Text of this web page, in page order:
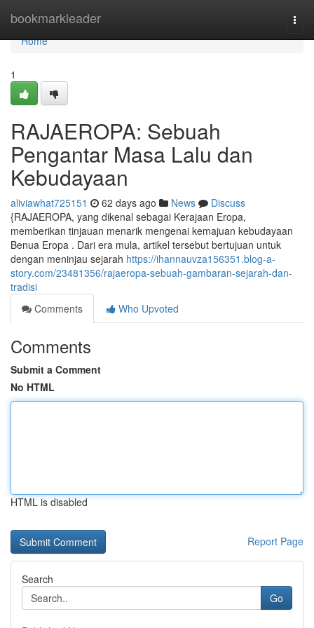
bookmarkleader
Home
Home
1
RAJAEROPA: Sebuah
Pengantar Masa Lalu dan
Kebudayaan
aliviawhat725151 62 days ago News
Discuss
{RAJAEROPA, yang dikenal sebagai Kerajaan Eropa,
memberikan tinjauan menarik mengenai kemajuan kebudayaan
Benua Eropa . Dari era mula, artikel tersebut bertujuan untuk
dengan meninjau sejarah https://ihannauvza156351.blog-a-
story.com/23481356/rajaeropa-sebuah-gambaran-sejarah-dan-
tradisi
Comments
Who Upvoted
Comments
Submit a Comment
No HTML
HTML is disabled
Report Page
Search
Go